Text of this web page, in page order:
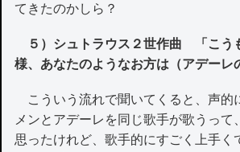
てきたのかしら？
５）シュトラウス２世作曲 「こう
様、あなたのようなお方は（アデーレ
こういう流れで聞いてくると、声的
メンとアデーレを同じ歌手が歌うって
思ったけれど、歌手的にすごく上手く